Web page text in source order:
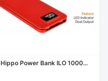
Hippo Power Bank ILO 1000...